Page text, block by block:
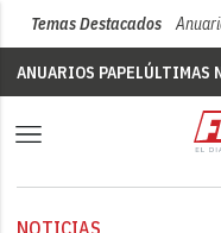
Temas Destacados
ANUARIOS PAPELÚLTIMAS
NOTICIAS